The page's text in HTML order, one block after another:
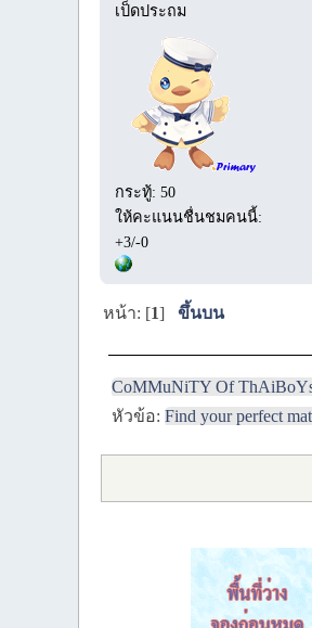
เป็ดประถม
กระทู้: 50
ให้คะแนนชื่นชมคนนี้:
+3/-0
หน้า: [1]ขึ้นบน
CoMMuNiTY Of
หัวข้อ:Find your perfect